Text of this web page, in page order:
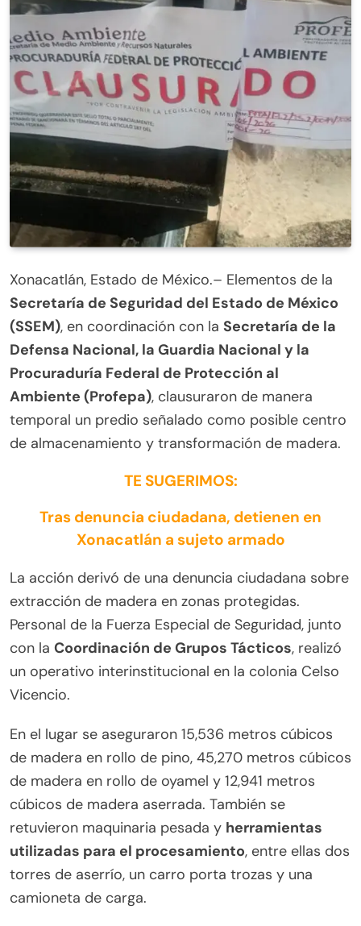
Xonacatlán, Estado de México.– Elementos de la
Secretaría de Seguridad del Estado de México
(SSEM), en coordinación con la Secretaría de la
Defensa Nacional, la Guardia Nacional y la
Procuraduría Federal de Protección al
Ambiente (Profepa), clausuraron de manera
temporal un predio señalado como posible centro
de almacenamiento y transformación de madera.
TE SUGERIMOS:
Tras denuncia ciudadana, detienen en
Xonacatlán a sujeto armado
La acción derivó de una denuncia ciudadana sobre
extracción de madera en zonas protegidas.
Personal de la Fuerza Especial de Seguridad, junto
con la Coordinación de Grupos Tácticos, realizó
un operativo interinstitucional en la colonia Celso
Vicencio.
En el lugar se aseguraron 15,536 metros cúbicos
de madera en rollo de pino, 45,270 metros cúbicos
de madera en rollo de oyamel y 12,941 metros
cúbicos de madera aserrada. También se
retuvieron maquinaria pesada y herramientas
utilizadas para el procesamiento, entre ellas dos
torres de aserrío, un carro porta trozas y una
camioneta de carga.